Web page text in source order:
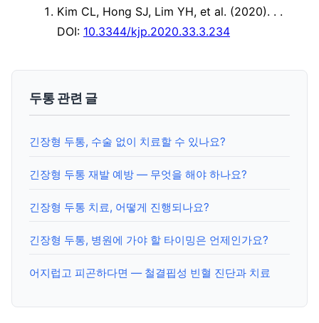
Kim CL, Hong SJ, Lim YH, et al. (2020). . .
DOI: 10.3344/kjp.2020.33.3.234
두통 관련 글
긴장형 두통, 수술 없이 치료할 수 있나요?
긴장형 두통 재발 예방 — 무엇을 해야 하나요?
긴장형 두통 치료, 어떻게 진행되나요?
긴장형 두통, 병원에 가야 할 타이밍은 언제인가요?
어지럽고 피곤하다면 — 철결핍성 빈혈 진단과 치료